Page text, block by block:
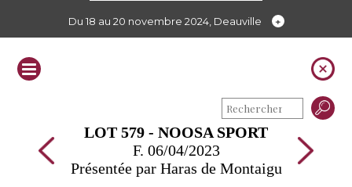
Du 18 au 20 novembre 2024, Deauville
LOT 579 - NOOSA SPORT
F. 06/04/2023
Présentée par Haras de Montaigu